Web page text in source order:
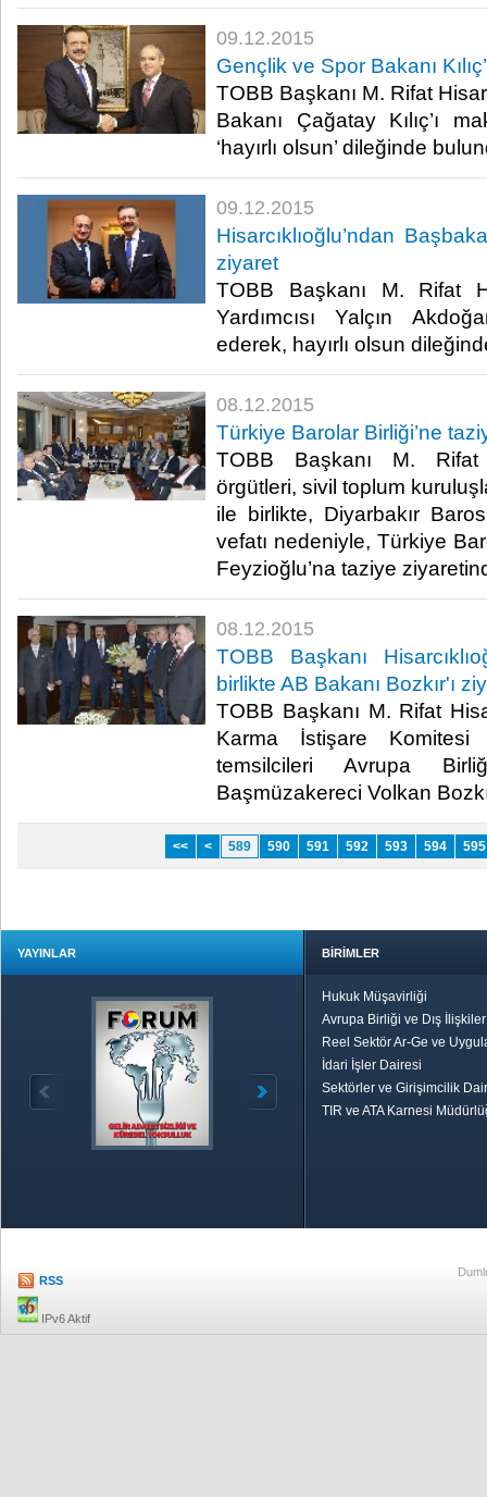
09.12.2015
Gençlik ve Spor Bakanı
TOBB Başkanı M. Rifat
Bakanı Çağatay Kılıç’ı
‘hayırlı olsun’ dileğinde
09.12.2015
Hisarcıklıoğlu’ndan
ziyaret
TOBB Başkanı M. Rifat
Yardımcısı Yalçın
ederek, hayırlı olsun
08.12.2015
Türkiye Barolar Birliği’ne
TOBB Başkanı M. Rifat
örgütleri, sivil toplum
ile birlikte, Diyarbakır
vefatı nedeniyle, Türkiye
Feyzioğlu’na taziye
08.12.2015
TOBB Başkanı
birlikte AB Bakanı Bozkır'ı
TOBB Başkanı M. Rifat
Karma İstişare
temsilcileri Avrupa
Başmüzakereci Volkan
<< < 589 590 591 592 593 594 595
YAYINLAR BİRİMLER
Hukuk Müşavirliği
Avrupa Birliği ve Dış
Reel Sektör Ar-Ge ve
İdari İşler Dairesi
Sektörler ve Girişimcilik
TIR ve ATA Karnesi
RSS
IPv6 Aktif